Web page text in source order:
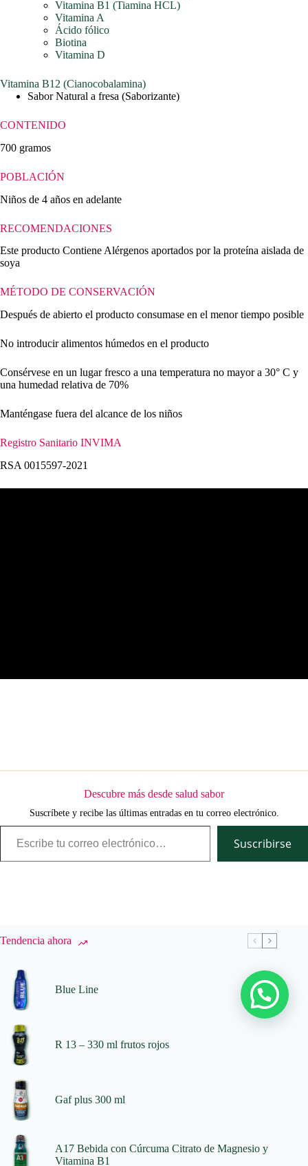
Vitamina B1 (Tiamina HCL)
Vitamina A
Ácido fólico
Biotina
Vitamina D
Vitamina B12 (Cianocobalamina)
Sabor Natural a fresa (Saborizante)
CONTENIDO
700 gramos
POBLACIÓN
Niños de 4 años en adelante
RECOMENDACIONES
Este producto Contiene Alérgenos aportados por la proteína aislada de
soya
MÉTODO DE CONSERVACIÓN
Después de abierto el producto consumase en el menor tiempo posible
No introducir alimentos húmedos en el producto
Consérvese en un lugar fresco a una temperatura no mayor a 30° C y
una humedad relativa de 70%
Manténgase fuera del alcance de los niños
Registro Sanitario INVIMA
RSA 0015597-2021
Descubre más desde salud sabor
Suscríbete y recibe las últimas entradas en tu correo electrónico.
Escribe tu correo electrónico…
Suscribirse
Tendencia ahora
Blue Line
R 13 – 330 ml frutos rojos
Gaf plus 300 ml
A17 Bebida con Cúrcuma Citrato de Magnesio y
Vitamina B1